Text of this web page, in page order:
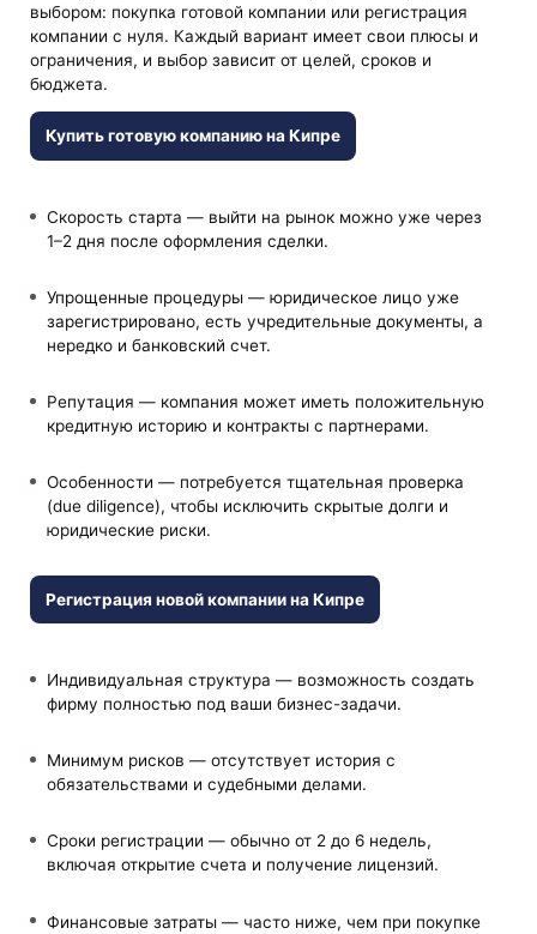
выбором: покупка готовой компании или регистрация
компании с нуля. Каждый вариант имеет свои плюсы и
ограничения, и выбор зависит от целей, сроков и
бюджета.
Купить готовую компанию на Кипре
Скорость старта — выйти на рынок можно уже через
1–2 дня после оформления сделки.
Упрощенные процедуры — юридическое лицо уже
зарегистрировано, есть учредительные документы, а
нередко и банковский счет.
Репутация — компания может иметь положительную
кредитную историю и контракты с партнерами.
Особенности — потребуется тщательная проверка
(due diligence), чтобы исключить скрытые долги и
юридические риски.
Регистрация новой компании на Кипре
Индивидуальная структура — возможность создать
фирму полностью под ваши бизнес-задачи.
Минимум рисков — отсутствует история с
обязательствами и судебными делами.
Сроки регистрации — обычно от 2 до 6 недель,
включая открытие счета и получение лицензий.
Финансовые затраты — часто ниже, чем при покупке